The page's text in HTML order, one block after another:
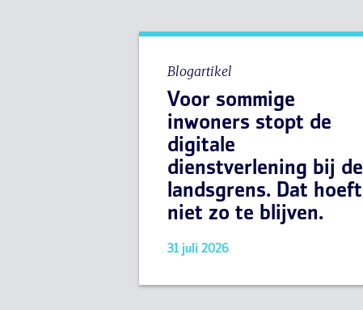
Blogartikel
Voor sommige
inwoners stopt de
digitale
dienstverlening bij de
landsgrens. Dat hoeft
niet zo te blijven.
31 juli 2026